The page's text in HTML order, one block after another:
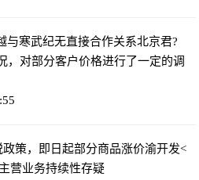
与寒武纪无直接合作关系北京君?
，对部分客户价格进行了一定的调
策，即日起部分商品涨价渝开发<
营业务持续性存疑